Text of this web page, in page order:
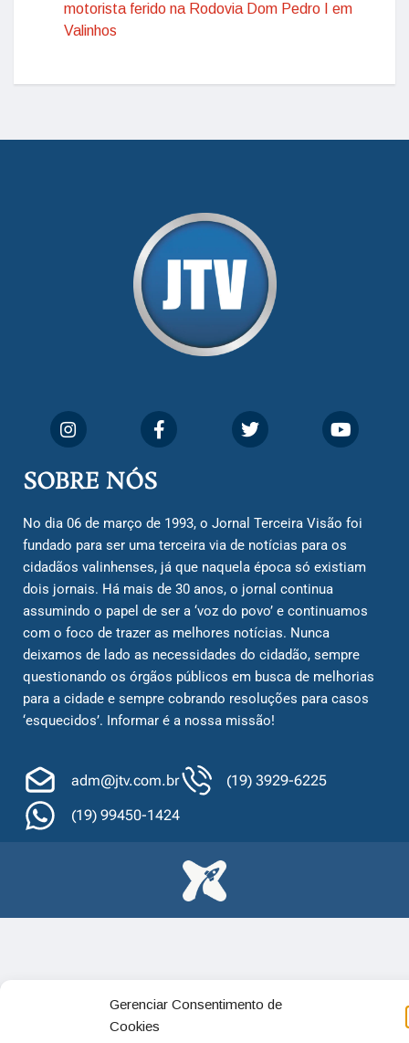
Gerenciar Consentimento de
Cookies
motorista ferido na Rodovia Dom Pedro I em
Valinhos
SOBRE NÓS
No dia 06 de março de 1993, o Jornal Terceira Visão foi
fundado para ser uma terceira via de notícias para os
cidadãos valinhenses, já que naquela época só existiam
dois jornais. Há mais de 30 anos, o jornal continua
assumindo o papel de ser a ‘voz do povo’ e continuamos
com o foco de trazer as melhores notícias. Nunca
deixamos de lado as necessidades do cidadão, sempre
questionando os órgãos públicos em busca de melhorias
para a cidade e sempre cobrando resoluções para casos
‘esquecidos’. Informar é a nossa missão!
adm@jtv.com.br
(19) 3929-6225
(19) 99450-1424